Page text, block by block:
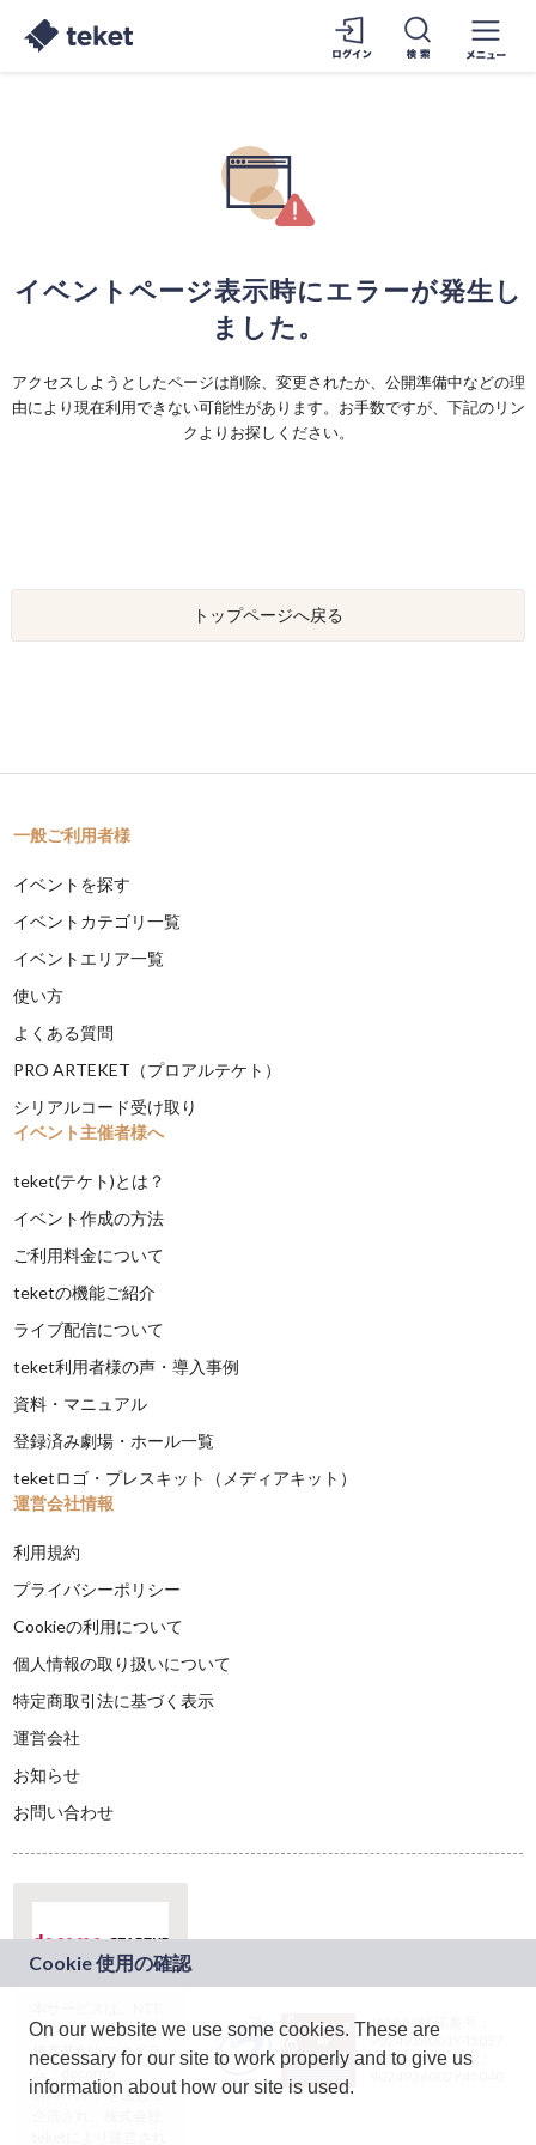
イベントページ表示時にエラーが発生し
ました。
アクセスしようとしたページは削除、変更されたか、公開準備中などの理
由により現在利用できない可能性があります。お手数ですが、下記のリン
クよりお探しください。
トップページへ戻る
一般ご利用者様
イベントを探す
イベントカテゴリ一覧
イベントエリア一覧
使い方
よくある質問
PRO ARTEKET（プロアルテケト）
シリアルコード受け取り
イベント主催者様へ
teket(テケト)とは？
イベント作成の方法
ご利用料金について
teketの機能ご紹介
ライブ配信について
teket利用者様の声・導入事例
資料・マニュアル
登録済み劇場・ホール一覧
teketロゴ・プレスキット（メディアキット）
運営会社情報
利用規約
プライバシーポリシー
Cookieの利用について
個人情報の取り扱いについて
特定商取引法に基づく表示
運営会社
お知らせ
お問い合わせ
ドコモグループの新
規事業創出プログラ
ム「docomo
STARTUP」を通じて
JASRAC許諾番号：
9024936001Y45037
JASRAC許諾番号：
On our website we use some cookies. These are
necessary for our site to work properly and to give us
information about how our site is used.